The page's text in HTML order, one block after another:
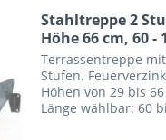
Stahltreppe 2
Höhe 66 cm, 60 -
Terrassentreppe
Stufen.
Höhen von 29 bis
Länge wählbar: 60